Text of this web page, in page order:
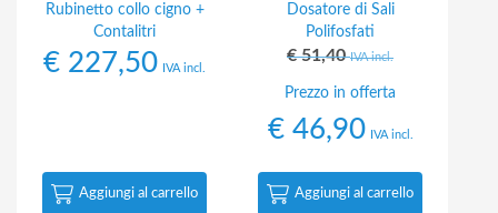
Rubinetto collo cigno +
Contalitri
€ 227,50 IVA incl.
Aggiungi al carrello
Dosatore di Sali
Polifosfati
€51,40 IVA incl.
Prezzo in offerta
€46,90 IVA incl.
Aggiungi al carrello